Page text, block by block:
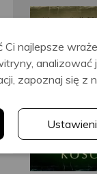
najlepsze
analizować
zapoznaj się z